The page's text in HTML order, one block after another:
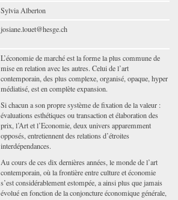
Sylvia Alberton
josiane.louet@hesge.ch
L’économie de marché est la forme la plus commune de
mise en relation avec les autres. Celui de l’art
contemporain, des plus complexe, organisé, opaque, hyper
médiatisé, est en complète expansion.
Si chacun a son propre système de fixation de la valeur :
évaluations esthétiques ou transaction et élaboration des
prix, l’Art et l’Economie, deux univers apparemment
opposés, entretiennent des relations d’étroites
interdépendances.
Au cours de ces dix dernières années, le monde de l’art
contemporain, où la frontière entre culture et économie
s’est considérablement estompée, a ainsi plus que jamais
évolué en fonction de la conjoncture économique générale,